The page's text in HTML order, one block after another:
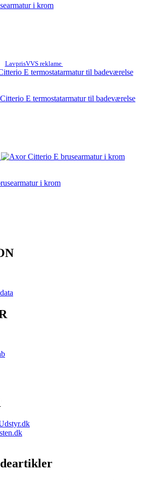
i krom
LavprisVVS reklame
E termostatarmatur til badeværelse
i krom